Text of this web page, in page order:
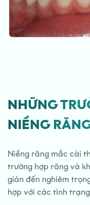
NHỮNG
NIỀNG
Niềng răng mắc cài
trường hợp răng và
giản đến nghiêm
hợp với các tình